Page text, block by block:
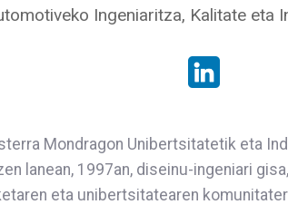
Ingeniaritza, Kalitate eta
Mondragon Unibertsitatetik eta
lanean, 1997an, diseinu-ingeniari
eta unibertsitatearen